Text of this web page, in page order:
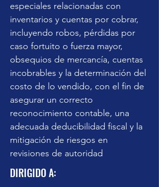
especiales relacionadas con
inventarios y cuentas por cobrar,
incluyendo robos, pérdidas por
caso fortuito o fuerza mayor,
obsequios de mercancía, cuentas
incobrables y la determinación del
costo de lo vendido, con el fin de
asegurar un correcto
reconocimiento contable, una
adecuada deducibilidad fiscal y la
mitigación de riesgos en
revisiones de autoridad
DIRIGIDO A: